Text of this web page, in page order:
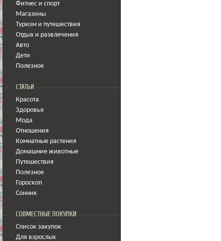
Фитнес и спорт
Магазины
Туризм и путешествия
Отдых и развлечения
Авто
Дети
Полезное
СТАТЬИ
Красота
Здоровье
Мода
Отношения
Комнатные растения
Домашние животные
Путешествия
Полезное
Гороскоп
Сонник
СОВМЕСТНЫЕ ПОКУПКИ
Список закупок
Для взрослых